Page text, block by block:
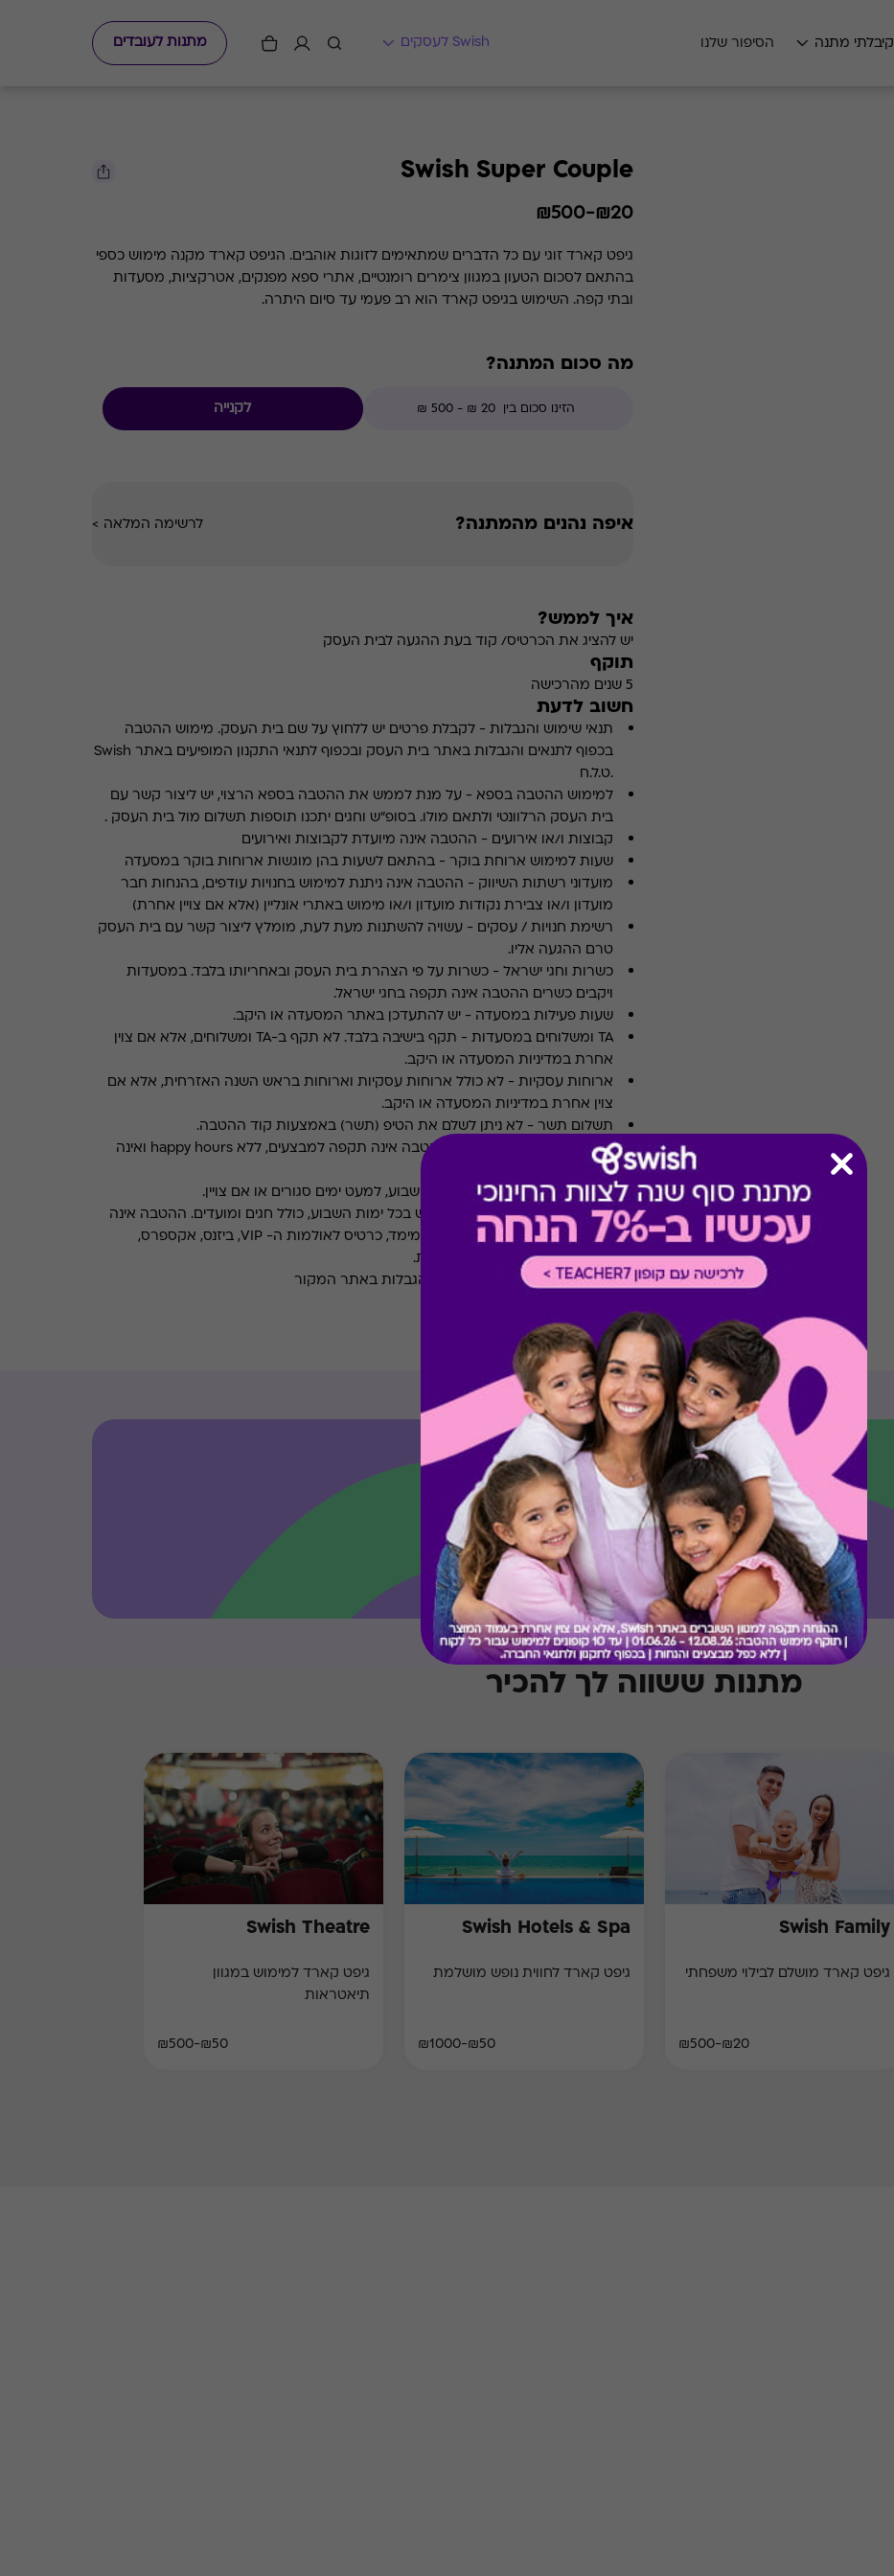
קיבלתי מתנה הסיפור שלנו Swish לעסקים מתנות לעובדים
Swish Super Couple
₪20-₪500
גיפט קארד זוגי עם כל הדברים שמתאימים לזוגות אוהבים. הגיפט קארד מקנה מימוש כספי
בהתאם לסכום הטעון במגוון צימרים רומנטיים, אתרי ספא מפנקים, אטרקציות, מסעדות
ובתי קפה. השימוש בגיפט קארד הוא רב פעמי עד סיום היתרה.
מה סכום המתנה?
לקנייה
איפה נהנים מהמתנה? לרשימה המלאה >
איך לממש?
יש להציג את הכרטיס/ קוד בעת ההגעה לבית העסק
תוקף
5 שנים מהרכישה
חשוב לדעת
תנאי שימוש והגבלות -לקבלת פרטים יש ללחוץ על שם בית העסק. מימוש ההטבה
בכפוף לתנאים והגבלות באתר בית העסק ובכפוף לתנאי התקנון המופיעים באתר Swish
.ט.ל.ח
למימוש ההטבה בספא -על מנת לממש את ההטבה בספא הרצוי, יש ליצור קשר עם
בית העסק הרלוונטי ולתאם מולו. בסופ"ש וחגים יתכנו תוספות תשלום מול בית העסק .
קבוצות ו/או אירועים - ההטבה אינה מיועדת לקבוצות ואירועים
שעות למימוש ארוחת בוקר - בהתאם לשעות בהן מוגשות ארוחות בוקר במסעדה
מועדוני רשתות השיווק - ההטבה אינה ניתנת למימוש בחנויות עודפים, בהנחות חבר
מועדון ו/או צבירת נקודות מועדון ו/או מימוש באתרי אונליין (אלא אם צויין אחרת)
רשימת חנויות / עסקים -עשויה להשתנות מעת לעת, מומלץ ליצור קשר עם בית העסק
טרם ההגעה אליו.
כשרות וחגי ישראל -כשרות על פי הצהרת בית העסק ובאחריותו בלבד. במסעדות
ויקבים כשרים ההטבה אינה תקפה בחגי ישראל.
שעות פעילות במסעדה -יש להתעדכן באתר המסעדה או היקב.
TA ומשלוחים במסעדות
-
תקף בישיבה בלבד. לא תקף ב-TA ומשלוחים, אלא אם צוין
אחרת במדיניות המסעדה או היקב.
ארוחות עסקיות -לא כולל ארוחות עסקיות וארוחות בראש השנה האזרחית, אלא אם
צוין אחרת במדיניות המסעדה או היקב.
תשלום תשר -לא ניתן לשלם את הטיפ (תשר) באמצעות קוד ההטבה.
מבצעים במסעדות/יקבים
ההטבה אינה תקפה למבצעים, ללא happy hours ואינה
כוללת 10% הנחה לתושבי אילת
תרבות-ניתן לממש בכל ימות השבוע, למעט ימים סגורים או אם צויין.
אופן מימוש בקולנוע-ניתן לממש בכל ימות השבוע, כולל חגים ומועדים. ההטבה אינה
אינה תקפה בהזמנת סרטי תלת מימד, כרטיס לאולמות ה- VIP, ביזנס, אקספרס,
מופעים, הצגות והקרנות מיוחדות.
מימוש ההטבה בכפוף לתנאים והגבלות באתר המקור
קיבלת מתנה כזו?
בירור יתרה בכרטיס
מתנות ששווה לך להכיר
Swish Family
גיפט קארד מושלם לבילוי משפחתי
₪20-₪500
Swish Hotels & Spa
גיפט קארד לחווית נופש מושלמת
₪50-₪1000
Swish Theatre
גיפט קארד למימוש במגוון
תיאטראות
₪50-₪500